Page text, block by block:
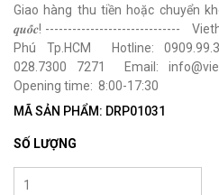
Giao hàng thu tiền hoặc chuyển
𝒒𝒖𝒐̂́𝒄! ------------------------------
Phú Tp.HCM Hotline:
028.7300 7271 Email:
Opening time: 8:00-17:30
MÃ SẢN PHẨM: DRP01031
SỐ LƯỢNG